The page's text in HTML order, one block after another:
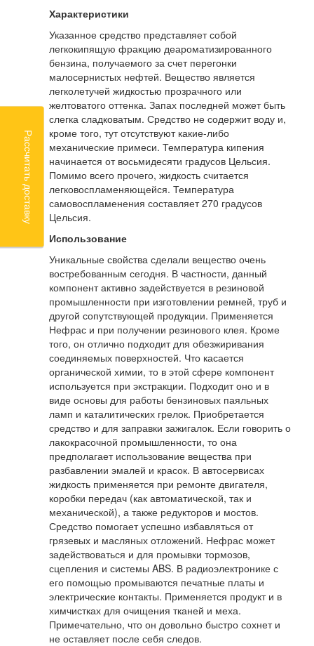
Характеристики
Указанное средство представляет собой
легкокипящую фракцию деароматизированного
бензина, получаемого за счет перегонки
малосернистых нефтей. Вещество является
легколетучей жидкостью прозрачного или
желтоватого оттенка. Запах последней может быть
слегка сладковатым. Средство не содержит воду и,
кроме того, тут отсутствуют какие-либо
механические примеси. Температура кипения
начинается от восьмидесяти градусов Цельсия.
Помимо всего прочего, жидкость считается
легковоспламеняющейся. Температура
самовоспламенения составляет 270 градусов
Цельсия.
Использование
Уникальные свойства сделали вещество очень
востребованным сегодня. В частности, данный
компонент активно задействуется в резиновой
промышленности при изготовлении ремней, труб и
другой сопутствующей продукции. Применяется
Нефрас и при получении резинового клея. Кроме
того, он отлично подходит для обезжиривания
соединяемых поверхностей. Что касается
органической химии, то в этой сфере компонент
используется при экстракции. Подходит оно и в
виде основы для работы бензиновых паяльных
ламп и каталитических грелок. Приобретается
средство и для заправки зажигалок. Если говорить о
лакокрасочной промышленности, то она
предполагает использование вещества при
разбавлении эмалей и красок. В автосервисах
жидкость применяется при ремонте двигателя,
коробки передач (как автоматической, так и
механической), а также редукторов и мостов.
Средство помогает успешно избавляться от
грязевых и масляных отложений. Нефрас может
задействоваться и для промывки тормозов,
сцепления и системы ABS. В радиоэлектронике с
его помощью промываются печатные платы и
электрические контакты. Применяется продукт и в
химчистках для очищения тканей и меха.
Примечательно, что он довольно быстро сохнет и
не оставляет после себя следов.
Рассчитать доставку